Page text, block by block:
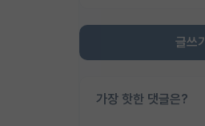
글쓰기
가장 핫한 댓글은?